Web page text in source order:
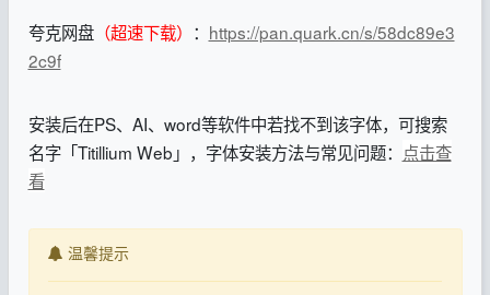
夸克网盘（超速下载） ： https://pan.quark.cn/s/58dc89e3
2c9f
安装后在PS、AI、word等软件中若找不到该字体，可搜索
名字「Titillium Web」，字体安装方法与常见问题： 点击查
看
温馨提示